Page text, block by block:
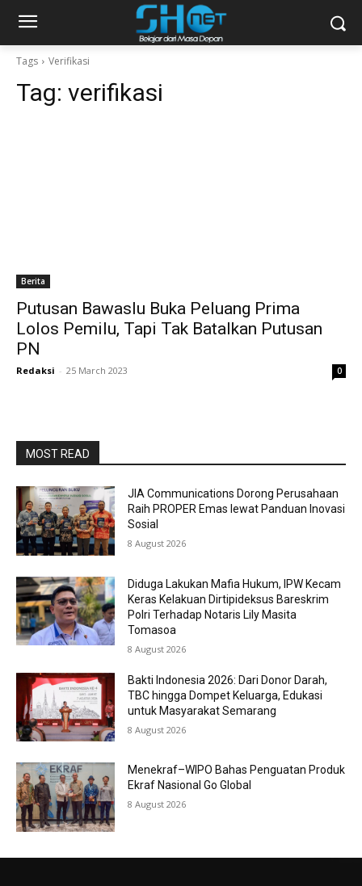
Tags Verifikasi
Tag: verifikasi
Berita
Putusan Bawaslu Buka Peluang Prima
Lolos Pemilu, Tapi Tak Batalkan Putusan
PN
Redaksi - 25 March 2023 0
MOST READ
JIA Communications Dorong Perusahaan
Raih PROPER Emas lewat Panduan Inovasi
Sosial
8 August 2026
Diduga Lakukan Mafia Hukum, IPW Kecam
Keras Kelakuan Dirtipideksus Bareskrim
Polri Terhadap Notaris Lily Masita
Tomasoa
8 August 2026
Bakti Indonesia 2026: Dari Donor Darah,
TBC hingga Dompet Keluarga, Edukasi
untuk Masyarakat Semarang
8 August 2026
Menekraf–WIPO Bahas Penguatan Produk
Ekraf Nasional Go Global
8 August 2026